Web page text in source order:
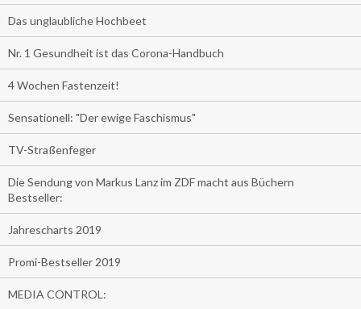
Das unglaubliche Hochbeet
Nr. 1 Gesundheit ist das Corona-Handbuch
4 Wochen Fastenzeit!
Sensationell: "Der ewige Faschismus"
TV-Straßenfeger
Die Sendung von Markus Lanz im ZDF macht aus Büchern
Bestseller:
Jahrescharts 2019
Promi-Bestseller 2019
MEDIA CONTROL: